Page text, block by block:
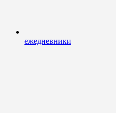
ежедневники